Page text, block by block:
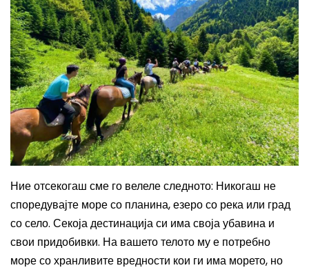
Ние отсекогаш сме го велеле следното: Никогаш не
споредувајте море со планина, езеро со река или град
со село. Секоја дестинација си има своја убавина и
свои придобивки. На вашето телото му е потребно
море со хранливите вредности кои ги има морето, но